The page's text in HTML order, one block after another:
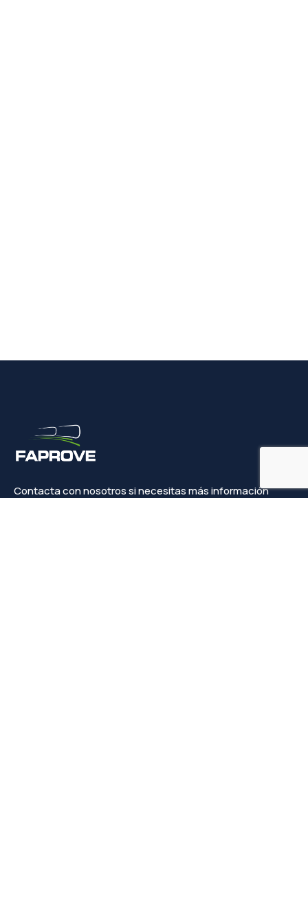
Contacta con nosotros si necesitas más información